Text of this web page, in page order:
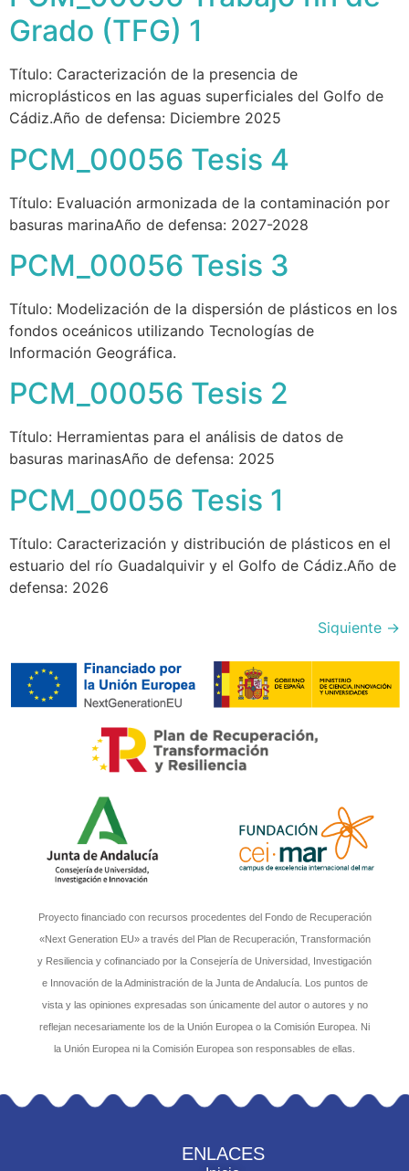
Grado (TFG) 1
Título: Caracterización de la presencia de
microplásticos en las aguas superficiales del Golfo de
Cádiz.Año de defensa: Diciembre 2025
PCM_00056 Tesis 4
Título: Evaluación armonizada de la contaminación por
basuras marinaAño de defensa: 2027-2028
PCM_00056 Tesis 3
Título: Modelización de la dispersión de plásticos en los
fondos oceánicos utilizando Tecnologías de
Información Geográfica.
PCM_00056 Tesis 2
Título: Herramientas para el análisis de datos de
basuras marinasAño de defensa: 2025
PCM_00056 Tesis 1
Título: Caracterización y distribución de plásticos en el
estuario del río Guadalquivir y el Golfo de Cádiz.Año de
defensa: 2026
Siguiente →
Proyecto financiado con recursos procedentes del Fondo de Recuperación
«Next Generation EU» a través del Plan de Recuperación, Transformación
y Resiliencia y cofinanciado por la Consejería de Universidad, Investigación
e Innovación de la Administración de la Junta de Andalucía. Los puntos de
vista y las opiniones expresadas son únicamente del autor o autores y no
reflejan necesariamente los de la Unión Europea o la Comisión Europea. Ni
la Unión Europea ni la Comisión Europea son responsables de ellas.
ENLACES